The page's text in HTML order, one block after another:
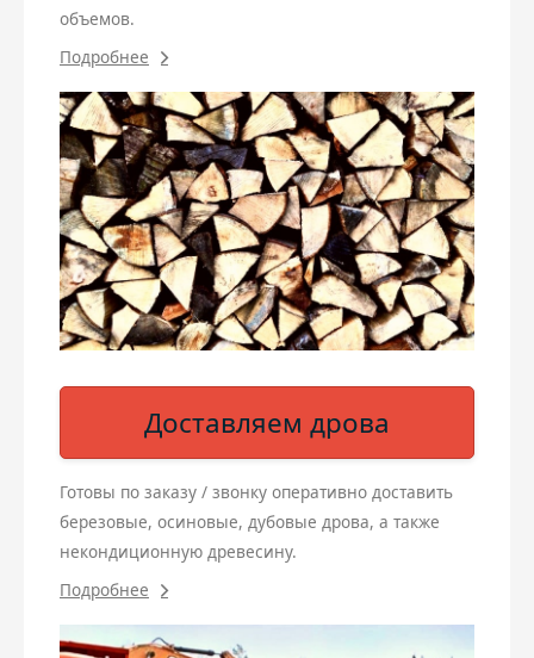
объемов.
Подробнее
Доставляем дрова
Готовы по заказу / звонку оперативно доставить
березовые, осиновые, дубовые дрова, а также
некондиционную древесину.
Подробнее